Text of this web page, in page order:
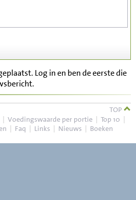
Log in en ben de eerste die
TOP
| Voedingswaarde per portie | Top 10 |
| Faq | Links | Nieuws | Boeken